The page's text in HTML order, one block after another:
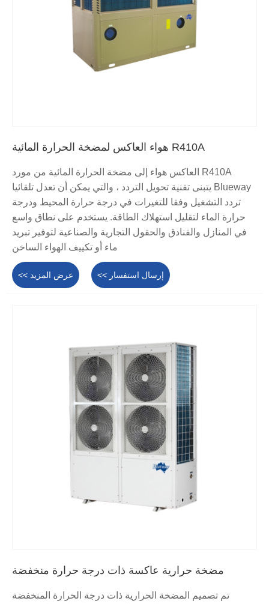
R410A هواء العاكس لمضخة الحرارة المائية
R410A العاكس هواء إلى مضخة الحرارة المائية من مورد
Blueway يتبنى تقنية تحويل التردد ، والتي يمكن أن تعدل تلقائيا
تردد التشغيل وفقا للتغيرات في درجة حرارة المحيط ودرجة
حرارة الماء لتقليل استهلاك الطاقة. يستخدم على نطاق واسع
في المنازل والفنادق والحقول التجارية والصناعية لتوفير تبريد
ماء أو تكييف الهواء الساخن
عرض المزيد >> إرسال استفسار >>
مضخة حرارية عاكسة ذات درجة حرارة منخفضة
تم تصميم المضخة الحرارية ذات درجة الحرارة المنخفضة